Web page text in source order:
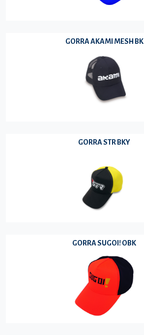
GORRA AKAMI MESH BK
GORRA STR BKY
GORRA SUGOI! OBK